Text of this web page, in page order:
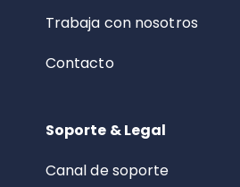
Trabaja con nosotros
Contacto
Soporte & Legal
Canal de soporte